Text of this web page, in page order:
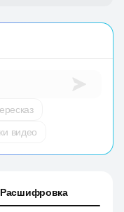
видео
Расшифровка